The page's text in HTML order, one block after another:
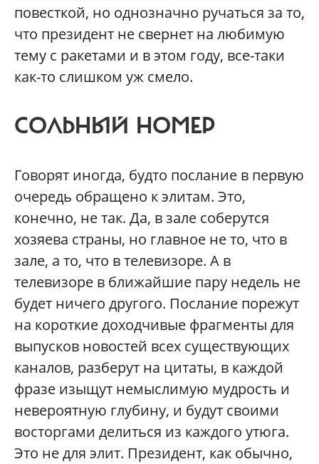
повесткой, но однозначно ручаться за то,
что президент не свернет на любимую
тему с ракетами и в этом году, все-таки
как-то слишком уж смело.
СОЛЬНЫЙ НОМЕР
Говорят иногда, будто послание в первую
очередь обращено к элитам. Это,
конечно, не так. Да, в зале соберутся
хозяева страны, но главное не то, что в
зале, а то, что в телевизоре. А в
телевизоре в ближайшие пару недель не
будет ничего другого. Послание порежут
на короткие доходчивые фрагменты для
выпусков новостей всех существующих
каналов, разберут на цитаты, в каждой
фразе изыщут немыслимую мудрость и
невероятную глубину, и будут своими
восторгами делиться из каждого утюга.
Это не для элит. Президент, как обычно,